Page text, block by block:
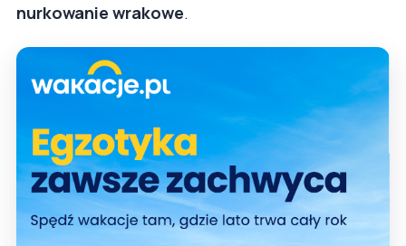
nurkowanie wrakowe.